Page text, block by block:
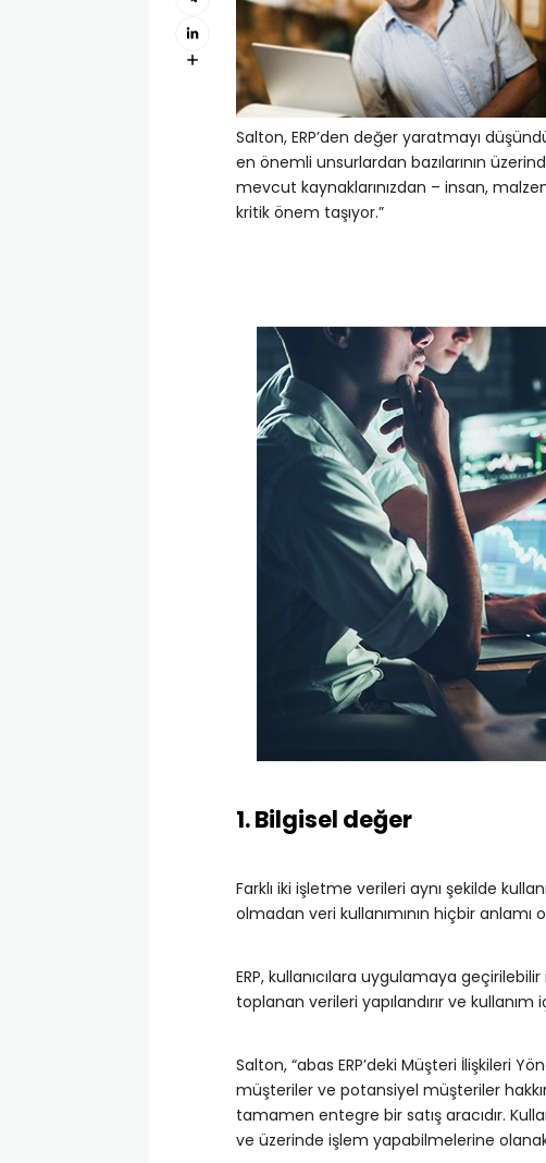
Salton, ERP’den değer yaratmayı
en önemli unsurlardan bazılarının
mevcut kaynaklarınızdan – insan,
kritik önem taşıyor.”
1. Bilgisel değer
Farklı iki işletme verileri aynı şekilde
olmadan veri kullanımının hiçbir anlamı
ERP, kullanıcılara uygulamaya
toplanan verileri yapılandırır ve
Salton, “abas ERP’deki Müşteri İlişkileri
müşteriler ve potansiyel müşteriler
tamamen entegre bir satış aracıdır.
ve üzerinde işlem yapabilmelerine olanak